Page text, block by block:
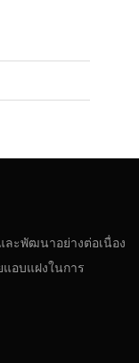
ละพัฒนาอย่างต่อเนื่อง
อบแฝงในการ